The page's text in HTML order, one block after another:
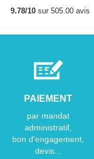
9.78/10 sur 505.00 avis
PAIEMENT
par mandat
administratif,
bon d'engagement,
devis...